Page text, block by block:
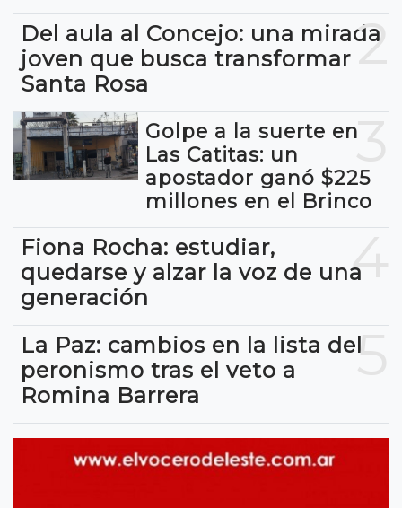
2
Del aula al Concejo: una mirada
joven que busca transformar
Santa Rosa
3
Golpe a la suerte en
Las Catitas: un
apostador ganó $225
millones en el Brinco
4
Fiona Rocha: estudiar,
quedarse y alzar la voz de una
generación
5
La Paz: cambios en la lista del
peronismo tras el veto a
Romina Barrera